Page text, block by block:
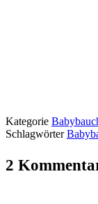
Kategorie
Schlagwörter
2